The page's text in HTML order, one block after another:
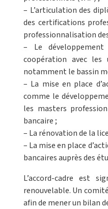
– L’articulation des
des certifications
professionnalisation
– Le
coopération avec les
notamment le bassin
– La mise en place
comme le
les masters
bancaire ;
– La rénovation de la
– La mise en place
bancaires auprès des
L’accord-cadre est
renouvelable. Un
afin de mener un bilan